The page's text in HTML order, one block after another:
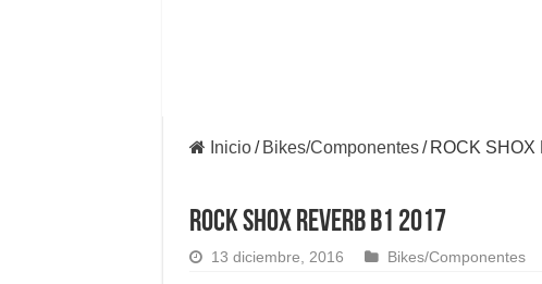
Inicio / Bikes/Componentes / ROCK SHOX
ROCK SHOX REVERB B1 2017
13 diciembre, 2016 Bikes/Componentes